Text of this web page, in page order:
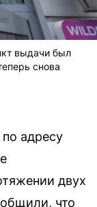
выдачи был
снова
адресу
двух
что